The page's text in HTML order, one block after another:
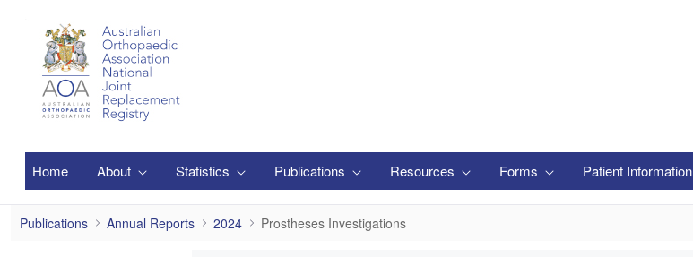
Home About Statistics Publications Resources Forms Patient Information
Prostheses Investigations
Publications Annual Reports 2024 Prostheses Investigations